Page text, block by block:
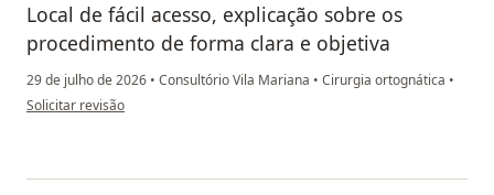
Local de fácil acesso, explicação sobre os
procedimento de forma clara e objetiva
29 de julho de 2026 • Consultório Vila Mariana • Cirurgia ortognática •
na opinião do utilizador Everton Garcia
Solicitar revisão